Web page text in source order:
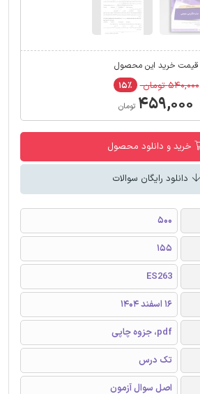
قیمت خرید این محصول
۵۴۰,۰۰۰ تومان ۱۵٪
۴۵۹,۰۰۰ تومان
خرید و دانلود محصول
دانلود رایگان سوالات
500
155
ES263
16 اسفند 1404
pdf، جزوه چاپی
تک درس
اصل سوال آزمون